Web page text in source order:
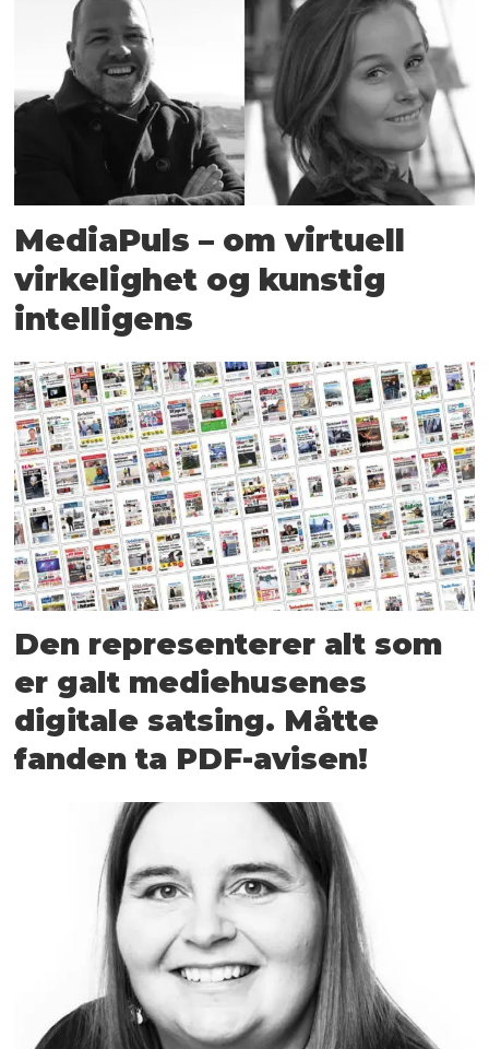
MediaPuls – om virtuell
virkelighet og kunstig
intelligens
Den representerer alt som
er galt mediehusenes
digitale satsing. Måtte
fanden ta PDF-avisen!